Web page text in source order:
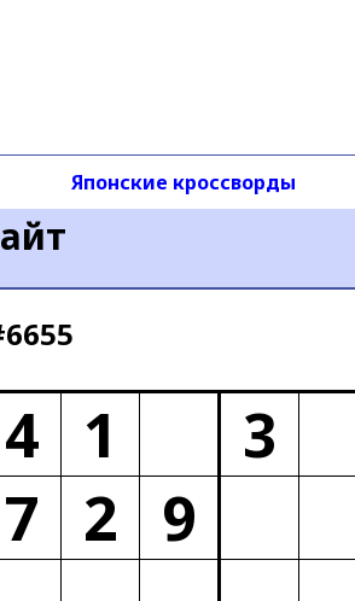
Японские кроссворды
4 1
3
7 2 9